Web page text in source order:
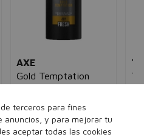
AXE
Gold Temptation
hombre
4,00€ 2,95€
terceros para fines
anuncios, y para mejorar tu
aceptar todas las cookies